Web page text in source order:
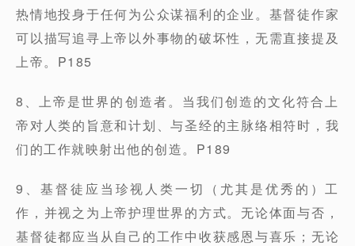
热情地投身于任何为公众谋福利的企业。基督徒作家
可以描写追寻上帝以外事物的破坏性，无需直接提及
上帝。P185
8、上帝是世界的创造者。当我们创造的文化符合上
帝对人类的旨意和计划、与圣经的主脉络相符时，我
们的工作就映射出他的创造。P189
9、基督徒应当珍视人类一切（尤其是优秀的）工
作，并视之为上帝护理世界的方式。无论体面与否，
基督徒都应当从自己的工作中收获感恩与喜乐；无论